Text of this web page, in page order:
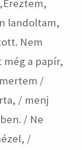
landoltam,
Nem
a papír,
/
/ menj
/ Ne
/